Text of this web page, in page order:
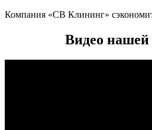
Компания «СВ Клининг»
Видео нашей